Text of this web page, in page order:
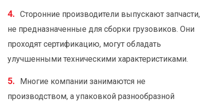
Сторонние производители выпускают запчасти,
не предназначенные для сборки грузовиков. Они
проходят сертификацию, могут обладать
улучшенными техническими характеристиками.
Многие компании занимаются не
производством, а упаковкой разнообразной